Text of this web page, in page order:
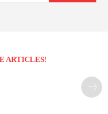
ARTICLES!